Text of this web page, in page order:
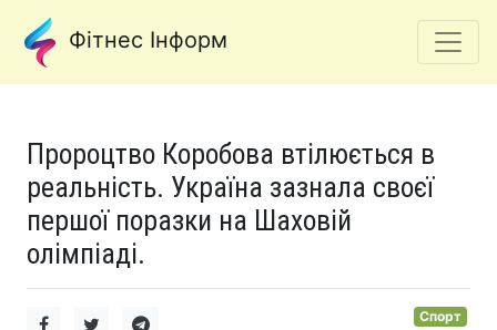
Фітнес Інформ
Пророцтво Коробова втілюється в
реальність. Україна зазнала своєї
першої поразки на Шаховій
олімпіаді.
Спорт